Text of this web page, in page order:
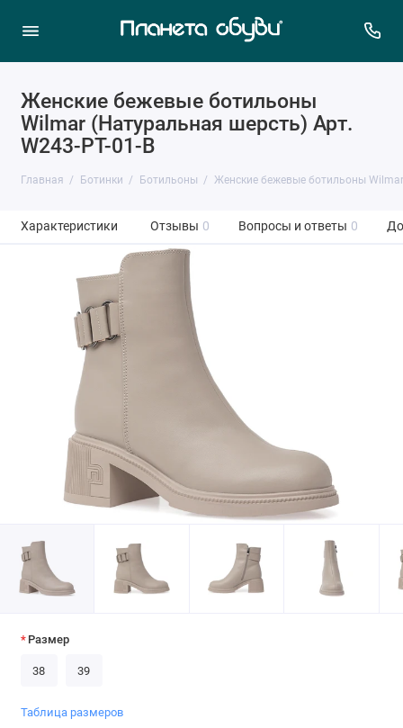
Женские бежевые ботильоны
Wilmar (Натуральная шерсть) Арт.
W243-PT-01-B
Главная Ботинки Ботильоны Женские бежевые ботильоны
Характеристики Отзывы 0 Вопросы и ответы 0
Размер
38 39
Таблица размеров